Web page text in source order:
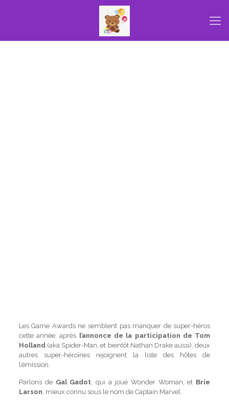
Les Game Awards ne semblent pas manquer de super-héros
cette année: après l’annonce de la participation de Tom
Holland(aka Spider-Man, et bientôt Nathan Drake aussi), deux
autres super-héroïnes rejoignent la liste des hôtes de
l’émission.
Parlons de Gal Gadot, qui a joué Wonder Woman, et Brie
Larson, mieux connu sous le nom de Captain Marvel.